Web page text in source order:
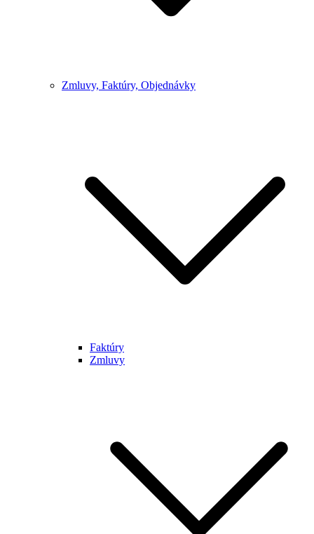
Zmluvy, Faktúry, Objednávky
Faktúry
Zmluvy